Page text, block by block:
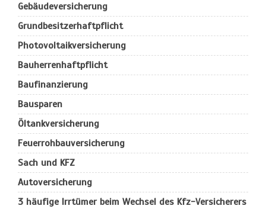
Gebäudeversicherung
Grundbesitzerhaftpflicht
Photovoltaikversicherung
Bauherrenhaftpflicht
Baufinanzierung
Bausparen
Öltankversicherung
Feuerrohbauversicherung
Sach und KFZ
Autoversicherung
3 häufige Irrtümer beim Wechsel des Kfz-Versicherers